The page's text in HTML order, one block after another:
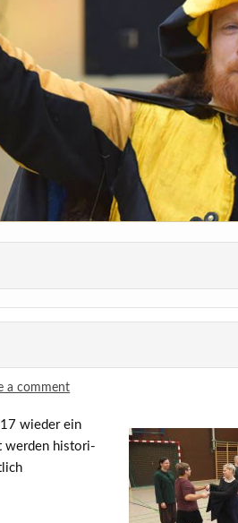
a comment
wie­der ein
wer­den his­to­ri­